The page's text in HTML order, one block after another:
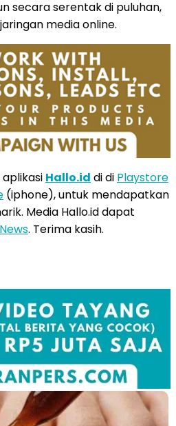
secara serentak di puluhan,
media online.
Hallo.id di di Playstore
(iphone), untuk mendapatkan
Media Hallo.id dapat
. Terima kasih.